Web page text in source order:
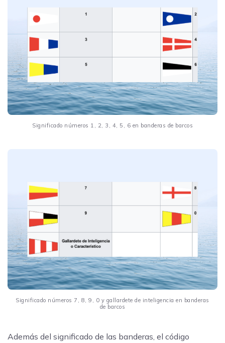
Significado números 1, 2, 3, 4, 5, 6 en banderas de barcos
Significado números 7, 8, 9, 0 y gallardete de inteligencia en banderas
de barcos
Además del significado de las banderas, el código